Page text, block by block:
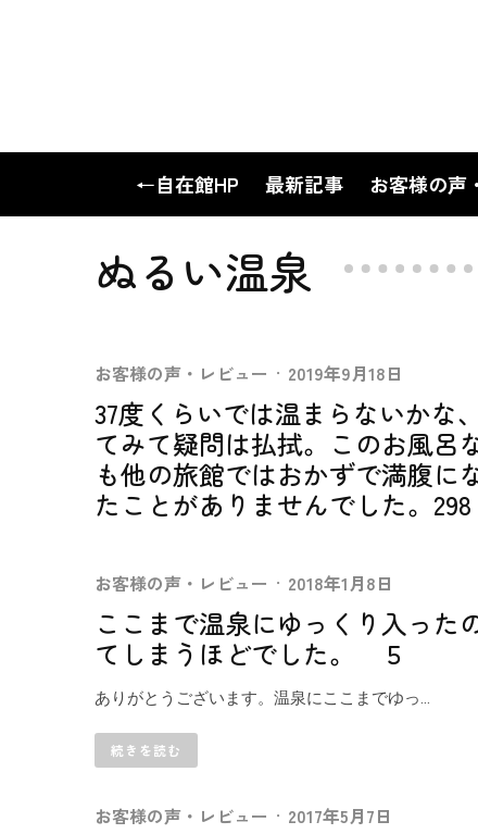
←自在館HP 最新記事 お客様の声
ぬるい温泉
お客様の声・レビュー · 2019年9月18日
37度くらいでは温まらないかな
てみて疑問は払拭。このお風呂
も他の旅館ではおかずで満腹に
たことがありませんでした。298
お客様の声・レビュー · 2018年1月8日
ここまで温泉にゆっくり入った
てしまうほどでした。 ５
ありがとうございます。温泉にここまでゆっ...
続きを読む
お客様の声・レビュー · 2017年5月7日